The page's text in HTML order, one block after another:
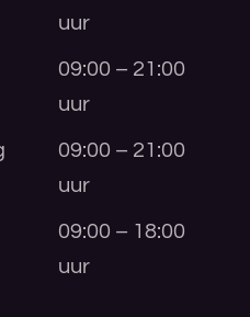
uur
09:00 – 21:00
uur
09:00 – 21:00
uur
09:00 – 18:00
uur